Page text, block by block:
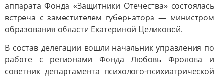
аппарата Фонда «Защитники Отечества» состоялась
встреча с заместителем губернатора — министром
образования области Екатериной Целиковой.
В состав делегации вошли начальник управления по
работе с регионами Фонда Любовь Фролова и
советник департамента психолого-психиатрической